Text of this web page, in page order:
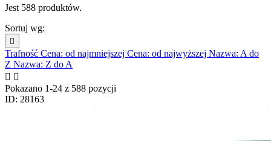
Jest 588 produktów.
Sortuj wg:

Trafność Cena: od najmniejszej Cena: od najwyższej Nazwa: A do
Z Nazwa: Z do A
 
Pokazano 1-24 z 588 pozycji
ID: 28163